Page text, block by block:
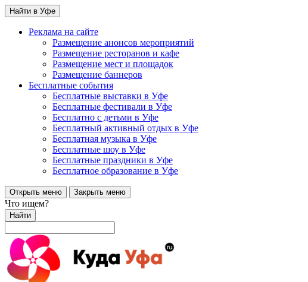
Найти в Уфе
Реклама на сайте
Размещение анонсов мероприятий
Размещение ресторанов и кафе
Размещение мест и площадок
Размещение баннеров
Бесплатные события
Бесплатные выставки в Уфе
Бесплатные фестивали в Уфе
Бесплатно с детьми в Уфе
Бесплатный активный отдых в Уфе
Бесплатная музыка в Уфе
Бесплатные шоу в Уфе
Бесплатные праздники в Уфе
Бесплатное образование в Уфе
Открыть меню Закрыть меню
Что ищем?
Найти